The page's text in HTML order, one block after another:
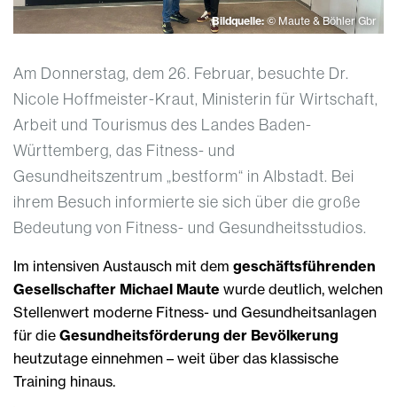
Bildquelle: © Maute & Böhler Gbr
Am Donnerstag, dem 26. Februar, besuchte Dr.
Nicole Hoffmeister-Kraut, Ministerin für Wirtschaft,
Arbeit und Tourismus des Landes Baden-
Württemberg, das Fitness- und
Gesundheitszentrum „bestform“ in Albstadt. Bei
ihrem Besuch informierte sie sich über die große
Bedeutung von Fitness- und Gesundheitsstudios.
Im intensiven Austausch mit dem geschäftsführenden
Gesellschafter Michael Maute wurde deutlich, welchen
Stellenwert moderne Fitness- und Gesundheitsanlagen
für die Gesundheitsförderung der Bevölkerung
heutzutage einnehmen – weit über das klassische
Training hinaus.